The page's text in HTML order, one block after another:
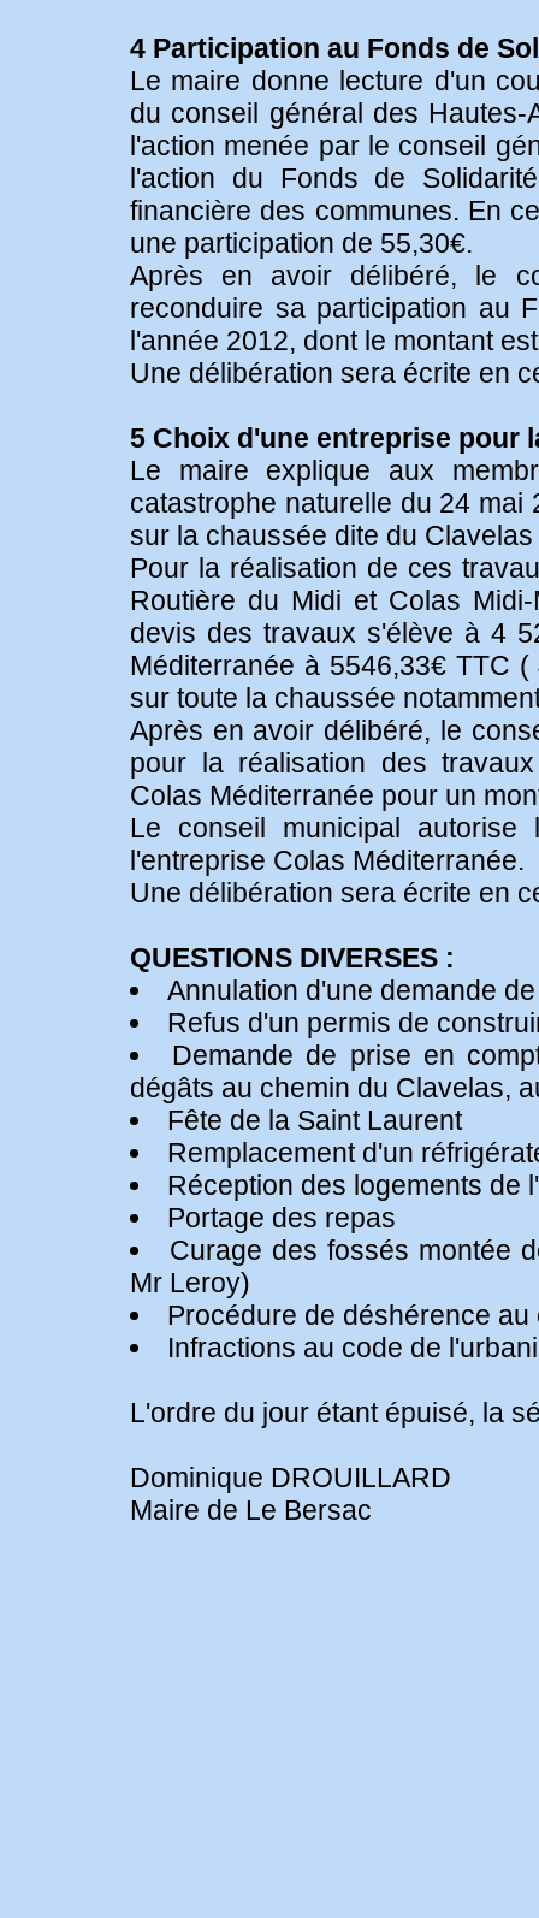
4 Participation au Fonds de
Le maire donne lecture d'un
du conseil général des
l'action menée par le conseil
l'action du Fonds de
financière des communes. En
une participation de 55,30€.
Après en avoir délibéré, le
reconduire sa participation au
l'année 2012, dont le montant
Une délibération sera écrite en
5 Choix d'une entreprise pour
Le maire explique aux
catastrophe naturelle du 24 mai
sur la chaussée dite du
Pour la réalisation de ces
Routière du Midi et Colas
devis des travaux s'élève à 4
Méditerranée à 5546,33€ TTC
sur toute la chaussée
Après en avoir délibéré, le
pour la réalisation des
Colas Méditerranée pour un
Le conseil municipal
l'entreprise Colas Méditerranée.
Une délibération sera écrite en
QUESTIONS DIVERSES :
Annulation d'une demande
Refus d'un permis de
Demande de prise en
dégâts au chemin du Clavelas,
Fête de la Saint Laurent
Remplacement d'un
Réception des logements de
Portage des repas
Curage des fossés montée
Mr Leroy)
Procédure de déshérence au
Infractions au code de
L'ordre du jour étant épuisé, la
Dominique DROUILLARD
Maire de Le Bersac